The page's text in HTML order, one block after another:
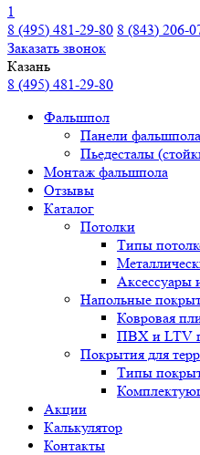
1
8 (495) 481-29-80 8 (843) 206-
Заказать звонок
Казань
8 (495) 481-29-80
Фальшпол
Панели фальшпола
Пьедесталы
Монтаж фальшпола
Отзывы
Каталог
Потолки
Типы
Аксессуары
Напольные
Ковровая
ПВХ и LTV
Покрытия для
Типы
Акции
Калькулятор
Контакты